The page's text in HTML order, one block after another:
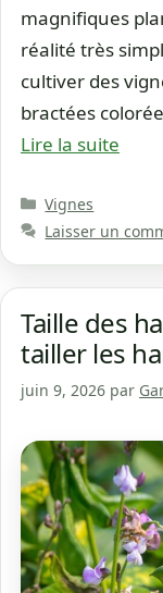
magnifiques
réalité très
cultiver des
bractées
Lire la suite
Catégories
Vignes
Laisser un
Taille des
tailler les
juin 9, 2026 par